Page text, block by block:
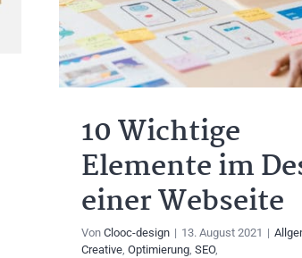
10 Wichtige
Elemente im
einer Webseite
Von Clooc-design | 13. August 2021 |
Creative, Optimierung, SEO,